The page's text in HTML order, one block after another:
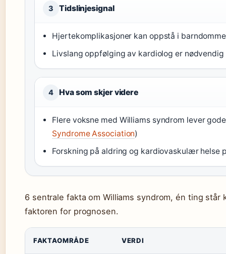
3 Tidslinjesignal
Hjertekomplikasjoner kan oppstå i
Livslang oppfølging av kardiolog er nødvendig
4 Hva som skjer videre
Flere voksne med Williams syndrom lever
Syndrome Association)
Forskning på aldring og kardiovaskulær helse
6 sentrale fakta om Williams syndrom, én ting
faktoren for prognosen.
FAKTAOMRÅDE VERDI